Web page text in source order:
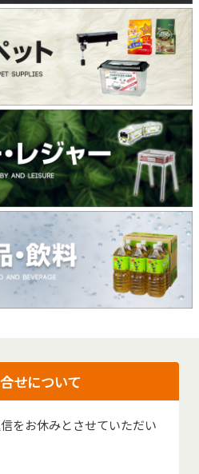
せについて
をお休みとさせていただい